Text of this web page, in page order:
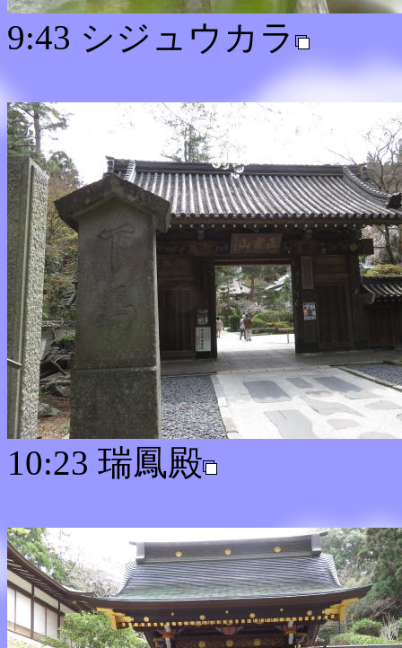
9:43 シジュウカラ
10:23 瑞鳳殿